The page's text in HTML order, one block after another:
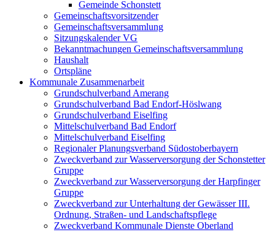
Gemeinde Schonstett
Gemeinschaftsvorsitzender
Gemeinschaftsversammlung
Sitzungskalender VG
Bekanntmachungen Gemeinschaftsversammlung
Haushalt
Ortspläne
Kommunale Zusammenarbeit
Grundschulverband Amerang
Grundschulverband Bad Endorf-Höslwang
Grundschulverband Eiselfing
Mittelschulverband Bad Endorf
Mittelschulverband Eiselfing
Regionaler Planungsverband Südostoberbayern
Zweckverband zur Wasserversorgung der Schonstetter
Gruppe
Zweckverband zur Wasserversorgung der Harpfinger
Gruppe
Zweckverband zur Unterhaltung der Gewässer III.
Ordnung, Straßen- und Landschaftspflege
Zweckverband Kommunale Dienste Oberland